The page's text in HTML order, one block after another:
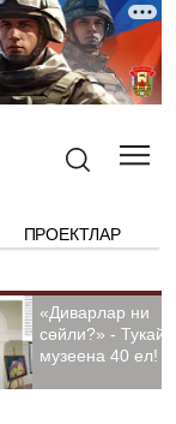
ПРОЕКТЛАР
«Диварлар ни
сөйли?» - Тукай
музеена 40 ел!